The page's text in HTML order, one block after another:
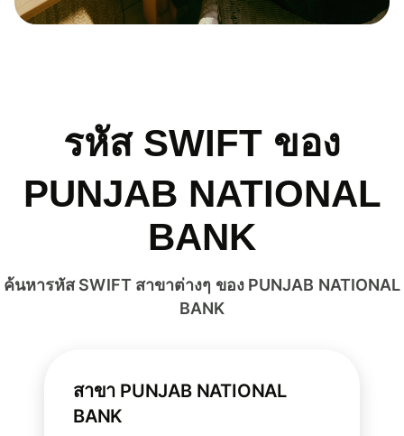
รหัส SWIFT ของ
PUNJAB NATIONAL
BANK
ค้นหารหัส SWIFT สาขาต่างๆ ของ PUNJAB NATIONAL
BANK
สาขา PUNJAB NATIONAL
BANK